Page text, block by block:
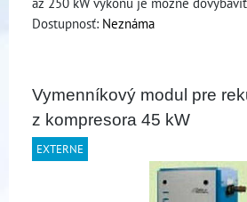
Dostupnosť: Neznáma
Vymenníkový modul pre
z kompresora 45 kW
EXTERNE